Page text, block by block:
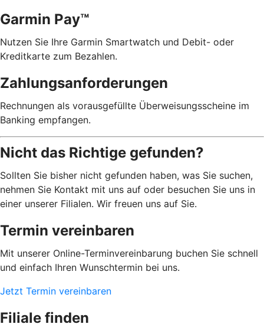
Garmin Pay™
Nutzen Sie Ihre Garmin Smartwatch und Debit- oder
Kreditkarte zum Bezahlen.
Zahlungsanforderungen
Rechnungen als vorausgefüllte Überweisungsscheine im
Banking empfangen.
Nicht das Richtige gefunden?
Sollten Sie bisher nicht gefunden haben, was Sie suchen,
nehmen Sie Kontakt mit uns auf oder besuchen Sie uns in
einer unserer Filialen. Wir freuen uns auf Sie.
Termin vereinbaren
Mit unserer Online-Terminvereinbarung buchen Sie schnell
und einfach Ihren Wunschtermin bei uns.
Jetzt Termin vereinbaren
Filiale finden